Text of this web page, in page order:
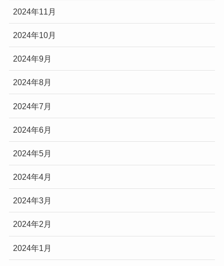
2024年11月
2024年10月
2024年9月
2024年8月
2024年7月
2024年6月
2024年5月
2024年4月
2024年3月
2024年2月
2024年1月